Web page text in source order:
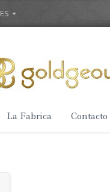
ES
La Fabrica Contacto